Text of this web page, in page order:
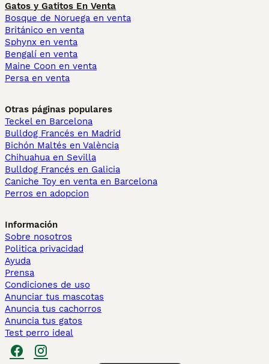
Gatos y Gatitos En Venta
Bosque de Noruega en venta
Británico en venta
Sphynx en venta
Bengalí en venta
Maine Coon en venta
Persa en venta
Otras páginas populares
Teckel en Barcelona
Bulldog Francés en Madrid
Bichón Maltés en València
Chihuahua en Sevilla
Bulldog Francés en Galicia
Caniche Toy en venta en Barcelona
Perros en adopcion
Información
Sobre nosotros
Politica privacidad
Ayuda
Prensa
Condiciones de uso
Anunciar tus mascotas
Anuncia tus cachorros
Anuncia tus gatos
Test perro ideal